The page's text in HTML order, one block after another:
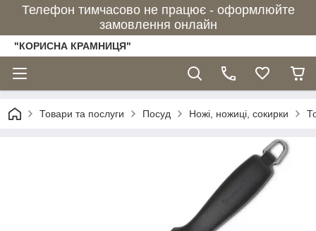
Телефон тимчасово не працює - оформлюйте
замовлення онлайн
"КОРИСНА КРАМНИЦЯ"
Товари та послуги Посуд Ножі, ножиці, сокирки